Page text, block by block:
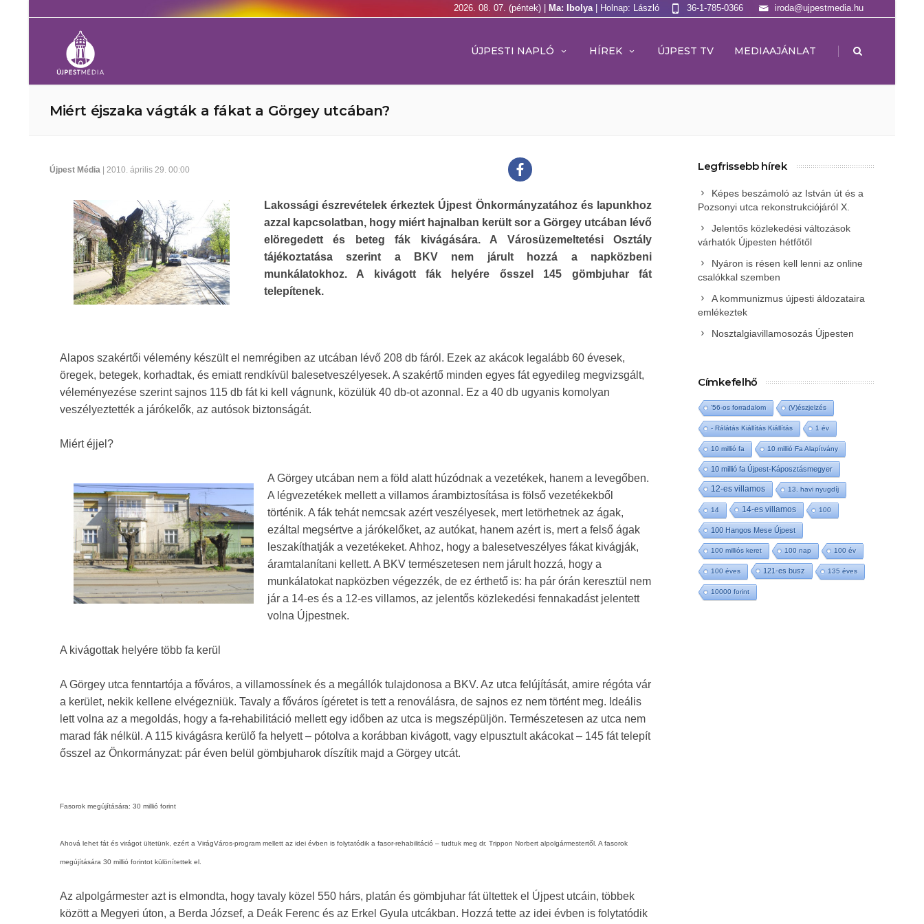
2026. 08. 07. (péntek) | Ma: Ibolya | Holnap: László iroda@ujpestmedia.hu
36-1-785-0366
ÚJPESTI NAPLÓ HÍREK ÚJPEST TV MEDIAAJÁNLAT |
Miért éjszaka vágták a fákat a Görgey utcában?
Újpest Média | 2010. április 29. 00:00
Lakossági észrevételek érkeztek Újpest Önkormányzatához és lapunkhoz
azzal kapcsolatban, hogy miért hajnalban került sor a Görgey utcában lévő
elöregedett és beteg fák kivágására. A Városüzemeltetési Osztály
tájékoztatása szerint a BKV nem járult hozzá a napközbeni
munkálatokhoz. A kivágott fák helyére ősszel 145 gömbjuhar fát
telepítenek.
Alapos szakértői vélemény készült el nemrégiben az utcában lévő 208 db fáról. Ezek az akácok legalább 60 évesek,
öregek, betegek, korhadtak, és emiatt rendkívül balesetveszélyesek. A szakértő minden egyes fát egyedileg megvizsgált,
véleményezése szerint sajnos 115 db fát ki kell vágnunk, közülük 40 db-ot azonnal. Ez a 40 db ugyanis komolyan
veszélyeztették a járókelők, az autósok biztonságát.
Miért éjjel?
A Görgey utcában nem a föld alatt húzódnak a vezetékek, hanem a levegőben.
A légvezetékek mellett a villamos árambiztosítása is fölső vezetékekből
történik. A fák tehát nemcsak azért veszélyesek, mert letörhetnek az ágak,
ezáltal megsértve a járókelőket, az autókat, hanem azért is, mert a felső ágak
leszakíthatják a vezetékeket. Ahhoz, hogy a balesetveszélyes fákat kivágják,
áramtalanítani kellett. A BKV természetesen nem járult hozzá, hogy a
munkálatokat napközben végezzék, de ez érthető is: ha pár órán keresztül nem
jár a 14-es és a 12-es villamos, az jelentős közlekedési fennakadást jelentett
volna Újpestnek.
A kivágottak helyére több fa kerül
A Görgey utca fenntartója a főváros, a villamossínek és a megállók tulajdonosa a BKV. Az utca felújítását, amire régóta vár
a kerület, nekik kellene elvégezniük. Tavaly a főváros ígéretet is tett a renoválásra, de sajnos ez nem történt meg. Ideális
lett volna az a megoldás, hogy a fa-rehabilitáció mellett egy időben az utca is megszépüljön. Természetesen az utca nem
marad fák nélkül. A 115 kivágásra kerülő fa helyett – pótolva a korábban kivágott, vagy elpusztult akácokat – 145 fát telepít
ősszel az Önkormányzat: pár éven belül gömbjuharok díszítik majd a Görgey utcát.
Fasorok megújítására: 30 millió forint
Ahová lehet fát és virágot ültetünk, ezért a VirágVáros-program mellett az idei évben is folytatódik a fasor-rehabilitáció – tudtuk meg dr. Trippon Norbert alpolgármestertől. A fasorok
megújítására 30 millió forintot különítettek el.
Az alpolgármester azt is elmondta, hogy tavaly közel 550 hárs, platán és gömbjuhar fát ültettek el Újpest utcáin, többek
között a Megyeri úton, a Berda József, a Deák Ferenc és az Erkel Gyula utcákban. Hozzá tette az idei évben is folytatódik
Legfrissebb hírek
Képes beszámoló az István út és a
Pozsonyi utca rekonstrukciójáról X.
Jelentős közlekedési változások
várhatók Újpesten hétfőtől
Nyáron is résen kell lenni az online
csalókkal szemben
A kommunizmus újpesti áldozataira
emlékeztek
Nosztalgiavillamosozás Újpesten
Címkefelhő
'56-os forradalom (V)észjelzés
- Rálátás Kiállítás Kiállítás 1 év
10 millió fa 10 millió Fa Alapítvány
10 millió fa Újpest-Káposztásmegyer
12-es villamos 13. havi nyugdíj
14 14-es villamos 100
100 Hangos Mese Újpest
100 milliós keret 100 nap 100 év
100 éves 121-es busz 135 éves
10000 forint